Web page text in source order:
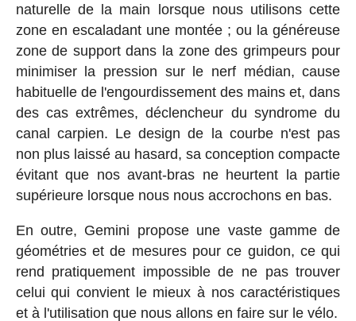
naturelle de la main lorsque nous utilisons cette
zone en escaladant une montée ; ou la généreuse
zone de support dans la zone des grimpeurs pour
minimiser la pression sur le nerf médian, cause
habituelle de l'engourdissement des mains et, dans
des cas extrêmes, déclencheur du syndrome du
canal carpien. Le design de la courbe n'est pas
non plus laissé au hasard, sa conception compacte
évitant que nos avant-bras ne heurtent la partie
supérieure lorsque nous nous accrochons en bas.
En outre, Gemini propose une vaste gamme de
géométries et de mesures pour ce guidon, ce qui
rend pratiquement impossible de ne pas trouver
celui qui convient le mieux à nos caractéristiques
et à l'utilisation que nous allons en faire sur le vélo.